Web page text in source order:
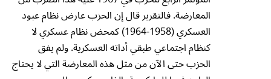
المعارضة. فالتقرير قال إن الحزب عارض نظام عبود
العسكري (1958-1964) كمحض نظام عسكري لا
كنظام اجتماعي طبقي أداته العسكرية. ولم يفق
الحزب حتى الآن من مثل هذه المعارضة التي لا يحتاج